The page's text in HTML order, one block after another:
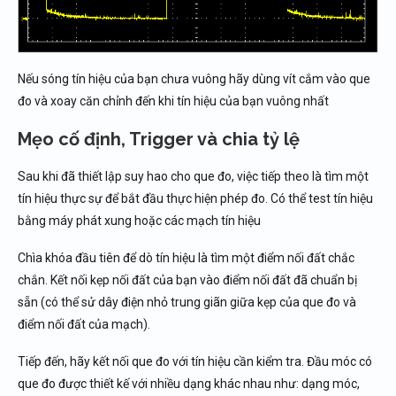
Nếu sóng tín hiệu của bạn chưa vuông hãy dùng vít cắm vào que
đo và xoay căn chỉnh đến khi tín hiệu của bạn vuông nhất
Mẹo cố định, Trigger và chia tỷ lệ
Sau khi đã thiết lập suy hao cho que đo, việc tiếp theo là tìm một
tín hiệu thực sự để bắt đầu thực hiện phép đo. Có thể test tín hiệu
bằng máy phát xung hoặc các mạch tín hiệu
Chìa khóa đầu tiên để dò tín hiệu là tìm một điểm nối đất chắc
chắn. Kết nối kẹp nối đất của bạn vào điểm nối đất đã chuẩn bị
sẵn (có thể sử dây điện nhỏ trung giãn giữa kẹp của que đo và
điểm nối đất của mạch).
Tiếp đến, hãy kết nối que đo với tín hiệu cần kiểm tra. Đầu móc có
que đo được thiết kế với nhiều dạng khác nhau như: dạng móc,